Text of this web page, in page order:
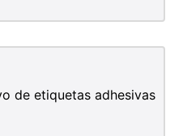
de etiquetas adhesivas